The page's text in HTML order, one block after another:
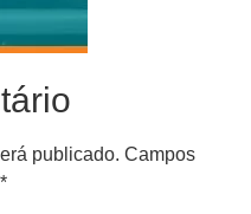
publicado. Campos
*